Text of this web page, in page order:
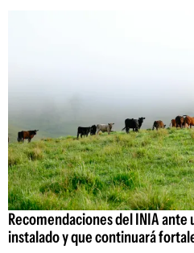
Recomendaciones del INIA ante
instalado y que continuará